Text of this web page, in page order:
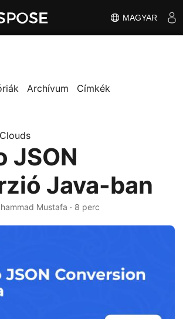
MAGYAR
Archívum Címkék
JSON
Java-ban
Mustafa · 8 perc